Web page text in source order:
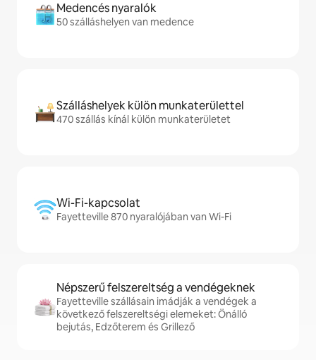
Medencés nyaralók
50 szálláshelyen van medence
Szálláshelyek külön munkaterülettel
470 szállás kínál külön munkaterületet
Wi-Fi-kapcsolat
Fayetteville 870 nyaralójában van Wi-Fi
Népszerű felszereltség a vendégeknek
Fayetteville szállásain imádják a vendégek a
következő felszereltségi elemeket: Önálló
bejutás, Edzőterem és Grillező